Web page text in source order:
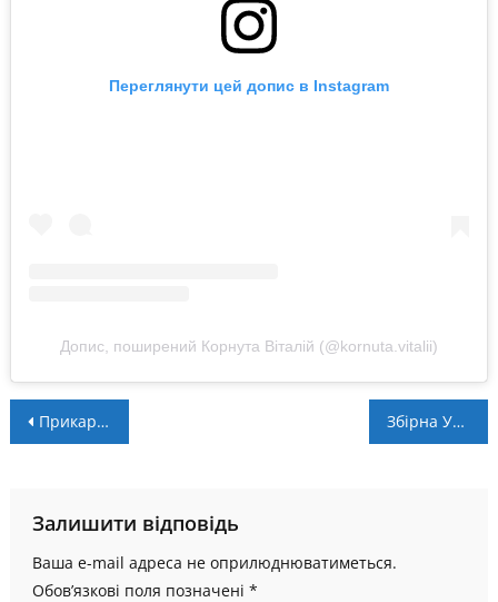
Переглянути цей допис в Instagram
Допис, поширений Корнута Віталій (@kornuta.vitalii)
Навігація
Прикарпатські спортсмени вирушать на чемпіонат Європи з вільної боротьби Збірна України з футболу пробилась до фіналу Дефлімпійських ігор!
Залишити відповідь
Ваша e-mail адреса не оприлюднюватиметься.
Обов’язкові поля позначені *